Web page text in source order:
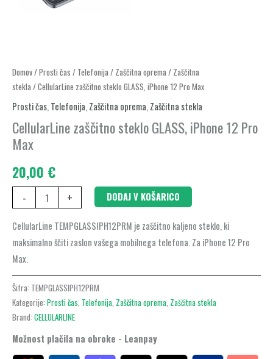
Domov/Prosti čas / Telefonija/ Zaščitna oprema/ Zaščitna
stekla/ CellularLine zaščitno steklo GLASS, iPhone 12 Pro Max
Prosti čas, Telefonija, Zaščitna oprema, Zaščitna stekla
CellularLine zaščitno steklo GLASS, iPhone 12 Pro
Max
20,00 €
-
CellularLine
zaščitno
steklo
GLASS,
iPhone
Pro
Max
količina
+ DODAJ V KOŠARICO
CellularLine TEMPGLASSIPH12PRM je zaščitno kaljeno steklo, ki
maksimalno ščiti zaslon vašega mobilnega telefona. Za iPhone 12 Pro
Max.
Šifra: TEMPGLASSIPH12PRM
Kategorije: Prosti čas Telefonija Zaščitna oprema Zaščitna stekla
Brand: CELLULARLINE
Možnost plačila na obroke - Leanpay